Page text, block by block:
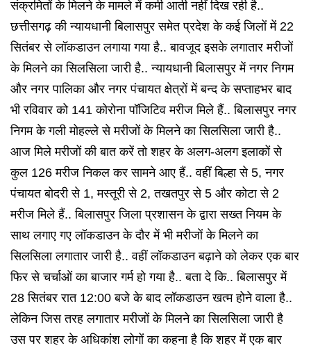
संक्रमितों के मिलने के मामले में कमी आती नहीं दिख रही है..
छत्तीसगढ़ की न्यायधानी बिलासपुर समेत प्रदेश के कई जिलों में 22
सितंबर से लॉकडाउन लगाया गया है.. बावजूद इसके लगातार मरीजों
के मिलने का सिलसिला जारी है.. न्यायधानी बिलासपुर में नगर निगम
और नगर पालिका और नगर पंचायत क्षेत्रों में बन्द के सप्ताहभर बाद
भी रविवार को 141 कोरोना पॉजिटिव मरीज मिले हैं.. बिलासपुर नगर
निगम के गली मोहल्ले से मरीजों के मिलने का सिलसिला जारी है..
आज मिले मरीजों की बात करें तो शहर के अलग-अलग इलाकों से
कुल 126 मरीज निकल कर सामने आए हैं.. वहीं बिल्हा से 5, नगर
पंचायत बोदरी से 1, मस्तूरी से 2, तखतपुर से 5 और कोटा से 2
मरीज मिले हैं.. बिलासपुर जिला प्रशासन के द्वारा सख्त नियम के
साथ लगाए गए लॉकडाउन के दौर में भी मरीजों के मिलने का
सिलसिला लगातार जारी है.. वहीं लॉकडाउन बढ़ाने को लेकर एक बार
फिर से चर्चाओं का बाजार गर्म हो गया है.. बता दे कि.. बिलासपुर में
28 सितंबर रात 12:00 बजे के बाद लॉकडाउन खत्म होने वाला है..
लेकिन जिस तरह लगातार मरीजों के मिलने का सिलसिला जारी है
उस पर शहर के अधिकांश लोगों का कहना है कि शहर में एक बार